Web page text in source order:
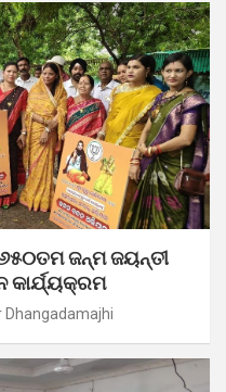
ଜନ୍ମ ଜୟନ୍ତୀ
Dhangadamajhi